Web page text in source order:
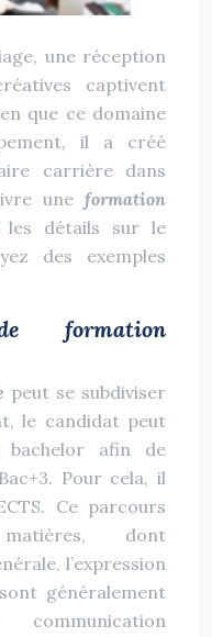
une réception
captivent
que ce domaine
il a créé
carrière dans
une formation
les détails sur le
des exemples
formation
peut se subdiviser
le candidat peut
afin de
Pour cela, il
Ce parcours
dont
l’expression
généralement